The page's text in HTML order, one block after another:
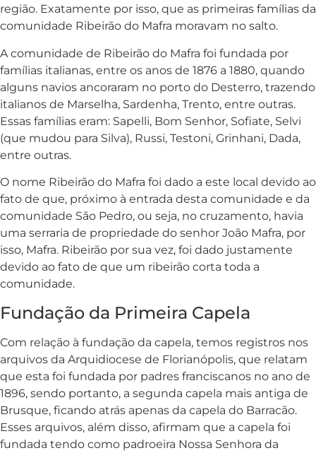
região. Exatamente por isso, que as primeiras famílias da
comunidade Ribeirão do Mafra moravam no salto.
A comunidade de Ribeirão do Mafra foi fundada por
famílias italianas, entre os anos de 1876 a 1880, quando
alguns navios ancoraram no porto do Desterro, trazendo
italianos de Marselha, Sardenha, Trento, entre outras.
Essas famílias eram: Sapelli, Bom Senhor, Sofiate, Selvi
(que mudou para Silva), Russi, Testoni, Grinhani, Dada,
entre outras.
O nome Ribeirão do Mafra foi dado a este local devido ao
fato de que, próximo à entrada desta comunidade e da
comunidade São Pedro, ou seja, no cruzamento, havia
uma serraria de propriedade do senhor João Mafra, por
isso, Mafra. Ribeirão por sua vez, foi dado justamente
devido ao fato de que um ribeirão corta toda a
comunidade.
Fundação da Primeira Capela
Com relação à fundação da capela, temos registros nos
arquivos da Arquidiocese de Florianópolis, que relatam
que esta foi fundada por padres franciscanos no ano de
1896, sendo portanto, a segunda capela mais antiga de
Brusque, ficando atrás apenas da capela do Barracão.
Esses arquivos, além disso, afirmam que a capela foi
fundada tendo como padroeira Nossa Senhora da